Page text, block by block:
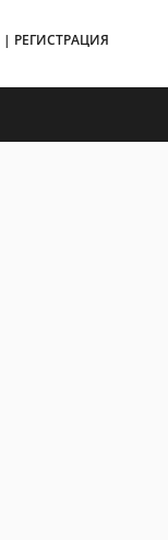
| РЕГИСТРАЦИЯ